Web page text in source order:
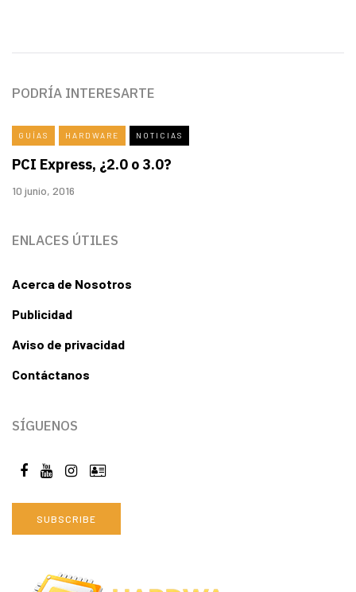
PODRÍA INTERESARTE
GUÍAS HARDWARE NOTICIAS
PCI Express, ¿2.0 o 3.0?
10 junio, 2016
ENLACES ÚTILES
Acerca de Nosotros
Publicidad
Aviso de privacidad
Contáctanos
SÍGUENOS
SUBSCRIBE